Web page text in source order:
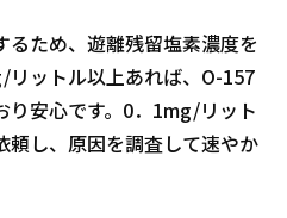
ため、遊離残留塩素濃度を
ットル以上あれば、O-157
り安心です。0．1mg/リット
頼し、原因を調査して速やか